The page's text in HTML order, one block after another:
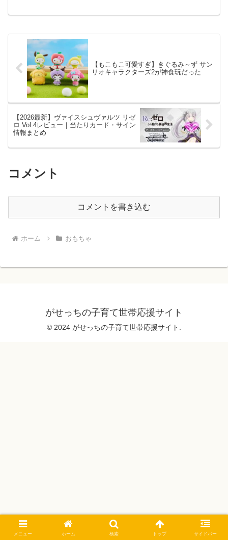
【もこもこ可愛すぎ】きぐるみ～ず サン
リオキャラクターズ2が神食玩だった
【2026最新】ヴァイスシュヴァルツ リゼ
ロ Vol.4レビュー｜当たりカード・サイン
情報まとめ
コメント
コメントを書き込む
ホーム おもちゃ
がせっちの子育て世帯応援サイト
© 2024 がせっちの子育て世帯応援サイト.
メニュー ホーム 検索 トップ サイドバー